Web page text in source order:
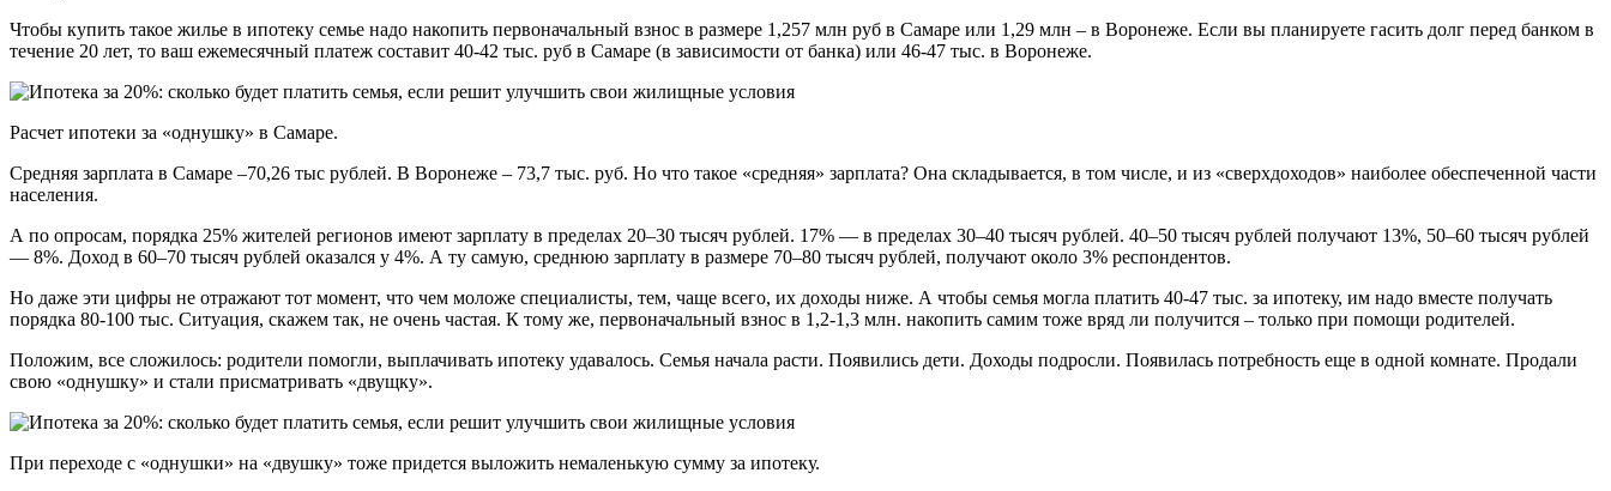
Чтобы купить такое жилье в ипотеку семье надо накопить первоначальный взнос в размере 1,257 млн руб в Самаре или 1,29 млн – в Воронеже. Если вы планируете гасить долг перед банком в
течение 20 лет, то ваш ежемесячный платеж составит 40-42 тыс. руб в Самаре (в зависимости от банка) или 46-47 тыс. в Воронеже.
Расчет ипотеки за «однушку» в Самаре.
Средняя зарплата в Самаре ‒70,26 тыс рублей. В Воронеже – 73,7 тыс. руб. Но что такое «средняя» зарплата? Она складывается, в том числе, и из «сверхдоходов» наиболее обеспеченной части
населения.
А по опросам, порядка 25% жителей регионов имеют зарплату в пределах 20–30 тысяч рублей. 17% — в пределах 30–40 тысяч рублей. 40–50 тысяч рублей получают 13%, 50–60 тысяч рублей
— 8%. Доход в 60–70 тысяч рублей оказался у 4%. А ту самую, среднюю зарплату в размере 70–80 тысяч рублей, получают около 3% респондентов.
Но даже эти цифры не отражают тот момент, что чем моложе специалисты, тем, чаще всего, их доходы ниже. А чтобы семья могла платить 40-47 тыс. за ипотеку, им надо вместе получать
порядка 80-100 тыс. Ситуация, скажем так, не очень частая. К тому же, первоначальный взнос в 1,2-1,3 млн. накопить самим тоже вряд ли получится – только при помощи родителей.
Положим, все сложилось: родители помогли, выплачивать ипотеку удавалось. Семья начала расти. Появились дети. Доходы подросли. Появилась потребность еще в одной комнате. Продали
свою «однушку» и стали присматривать «двущку».
При переходе с «однушки» на «двушку» тоже придется выложить немаленькую сумму за ипотеку.